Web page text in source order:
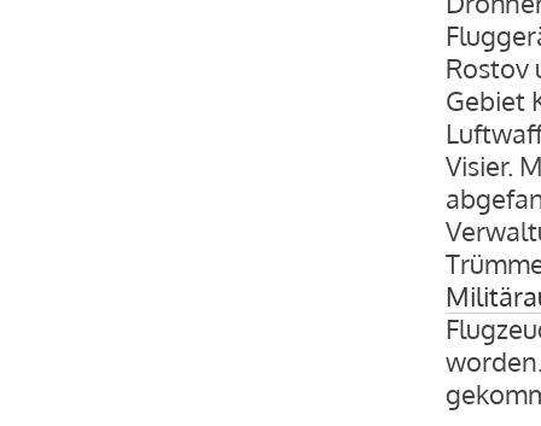
Rostov
Gebiet
Visier.